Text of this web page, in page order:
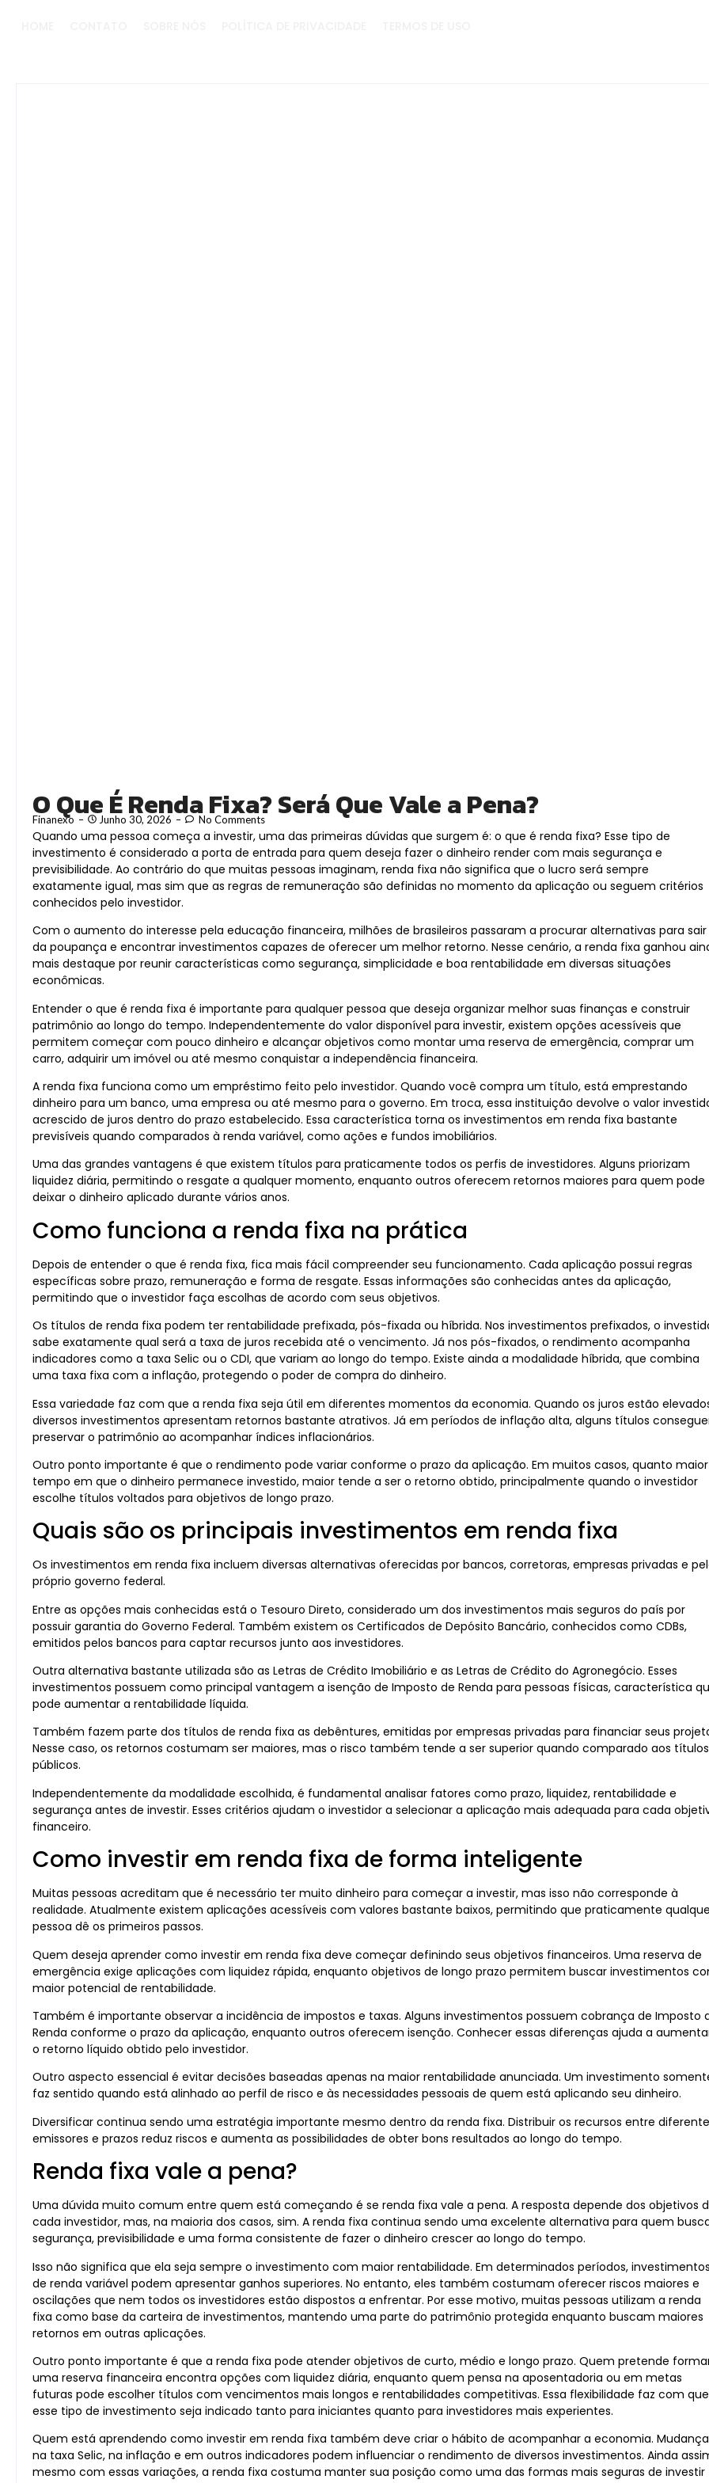
O Que É Renda Fixa? Será Que Vale a Pena?
Finanexo Junho 30, 2026 No Comments
Quando uma pessoa começa a investir, uma das primeiras dúvidas que surgem é: o que é renda fixa? Esse tipo de
investimento é considerado a porta de entrada para quem deseja fazer o dinheiro render com mais segurança e
previsibilidade. Ao contrário do que muitas pessoas imaginam, renda fixa não significa que o lucro será sempre
exatamente igual, mas sim que as regras de remuneração são definidas no momento da aplicação ou seguem critérios
conhecidos pelo investidor.
Com o aumento do interesse pela educação financeira, milhões de brasileiros passaram a procurar alternativas para sair
da poupança e encontrar investimentos capazes de oferecer um melhor retorno. Nesse cenário, a renda fixa ganhou
mais destaque por reunir características como segurança, simplicidade e boa rentabilidade em diversas situações
econômicas.
Entender o que é renda fixa é importante para qualquer pessoa que deseja organizar melhor suas finanças e construir
patrimônio ao longo do tempo. Independentemente do valor disponível para investir, existem opções acessíveis que
permitem começar com pouco dinheiro e alcançar objetivos como montar uma reserva de emergência, comprar um
carro, adquirir um imóvel ou até mesmo conquistar a independência financeira.
A renda fixa funciona como um empréstimo feito pelo investidor. Quando você compra um título, está emprestando
dinheiro para um banco, uma empresa ou até mesmo para o governo. Em troca, essa instituição devolve o valor
acrescido de juros dentro do prazo estabelecido. Essa característica torna os investimentos em renda fixa bastante
previsíveis quando comparados à renda variável, como ações e fundos imobiliários.
Uma das grandes vantagens é que existem títulos para praticamente todos os perfis de investidores. Alguns priorizam
liquidez diária, permitindo o resgate a qualquer momento, enquanto outros oferecem retornos maiores para quem pode
deixar o dinheiro aplicado durante vários anos.
Como funciona a renda fixa na prática
Depois de entender o que é renda fixa, fica mais fácil compreender seu funcionamento. Cada aplicação possui regras
específicas sobre prazo, remuneração e forma de resgate. Essas informações são conhecidas antes da aplicação,
permitindo que o investidor faça escolhas de acordo com seus objetivos.
Os títulos de renda fixa podem ter rentabilidade prefixada, pós-fixada ou híbrida. Nos investimentos prefixados, o
sabe exatamente qual será a taxa de juros recebida até o vencimento. Já nos pós-fixados, o rendimento acompanha
indicadores como a taxa Selic ou o CDI, que variam ao longo do tempo. Existe ainda a modalidade híbrida, que combina
uma taxa fixa com a inflação, protegendo o poder de compra do dinheiro.
Essa variedade faz com que a renda fixa seja útil em diferentes momentos da economia. Quando os juros estão
diversos investimentos apresentam retornos bastante atrativos. Já em períodos de inflação alta, alguns títulos
preservar o patrimônio ao acompanhar índices inflacionários.
Outro ponto importante é que o rendimento pode variar conforme o prazo da aplicação. Em muitos casos, quanto
tempo em que o dinheiro permanece investido, maior tende a ser o retorno obtido, principalmente quando o investidor
escolhe títulos voltados para objetivos de longo prazo.
Quais são os principais investimentos em renda fixa
Os investimentos em renda fixa incluem diversas alternativas oferecidas por bancos, corretoras, empresas privadas e
próprio governo federal.
Entre as opções mais conhecidas está o Tesouro Direto, considerado um dos investimentos mais seguros do país por
possuir garantia do Governo Federal. Também existem os Certificados de Depósito Bancário, conhecidos como CDBs,
emitidos pelos bancos para captar recursos junto aos investidores.
Outra alternativa bastante utilizada são as Letras de Crédito Imobiliário e as Letras de Crédito do Agronegócio. Esses
investimentos possuem como principal vantagem a isenção de Imposto de Renda para pessoas físicas, característica
pode aumentar a rentabilidade líquida.
Também fazem parte dos títulos de renda fixa as debêntures, emitidas por empresas privadas para financiar seus
Nesse caso, os retornos costumam ser maiores, mas o risco também tende a ser superior quando comparado aos títulos
públicos.
Independentemente da modalidade escolhida, é fundamental analisar fatores como prazo, liquidez, rentabilidade e
segurança antes de investir. Esses critérios ajudam o investidor a selecionar a aplicação mais adequada para cada
financeiro.
Como investir em renda fixa de forma inteligente
Muitas pessoas acreditam que é necessário ter muito dinheiro para começar a investir, mas isso não corresponde à
realidade. Atualmente existem aplicações acessíveis com valores bastante baixos, permitindo que praticamente
pessoa dê os primeiros passos.
Quem deseja aprender como investir em renda fixa deve começar definindo seus objetivos financeiros. Uma reserva de
emergência exige aplicações com liquidez rápida, enquanto objetivos de longo prazo permitem buscar investimentos
maior potencial de rentabilidade.
Também é importante observar a incidência de impostos e taxas. Alguns investimentos possuem cobrança de Imposto
Renda conforme o prazo da aplicação, enquanto outros oferecem isenção. Conhecer essas diferenças ajuda a
o retorno líquido obtido pelo investidor.
Outro aspecto essencial é evitar decisões baseadas apenas na maior rentabilidade anunciada. Um investimento
faz sentido quando está alinhado ao perfil de risco e às necessidades pessoais de quem está aplicando seu dinheiro.
Diversificar continua sendo uma estratégia importante mesmo dentro da renda fixa. Distribuir os recursos entre
emissores e prazos reduz riscos e aumenta as possibilidades de obter bons resultados ao longo do tempo.
Renda fixa vale a pena?
Uma dúvida muito comum entre quem está começando é se renda fixa vale a pena. A resposta depende dos objetivos
cada investidor, mas, na maioria dos casos, sim. A renda fixa continua sendo uma excelente alternativa para quem
segurança, previsibilidade e uma forma consistente de fazer o dinheiro crescer ao longo do tempo.
Isso não significa que ela seja sempre o investimento com maior rentabilidade. Em determinados períodos,
de renda variável podem apresentar ganhos superiores. No entanto, eles também costumam oferecer riscos maiores e
oscilações que nem todos os investidores estão dispostos a enfrentar. Por esse motivo, muitas pessoas utilizam a renda
fixa como base da carteira de investimentos, mantendo uma parte do patrimônio protegida enquanto buscam maiores
retornos em outras aplicações.
Outro ponto importante é que a renda fixa pode atender objetivos de curto, médio e longo prazo. Quem pretende
uma reserva financeira encontra opções com liquidez diária, enquanto quem pensa na aposentadoria ou em metas
futuras pode escolher títulos com vencimentos mais longos e rentabilidades competitivas. Essa flexibilidade faz com que
esse tipo de investimento seja indicado tanto para iniciantes quanto para investidores mais experientes.
Quem está aprendendo como investir em renda fixa também deve criar o hábito de acompanhar a economia.
na taxa Selic, na inflação e em outros indicadores podem influenciar o rendimento de diversos investimentos. Ainda
mesmo com essas variações, a renda fixa costuma manter sua posição como uma das formas mais seguras de investir